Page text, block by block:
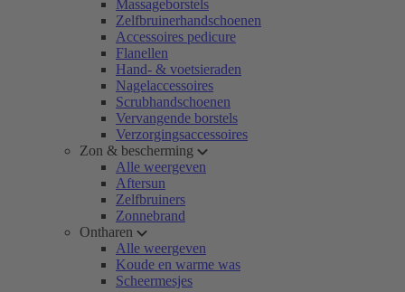
Massageborstels
Zelfbruinerhandschoenen
Accessoires pedicure
Flanellen
Hand- & voetsieraden
Nagelaccessoires
Scrubhandschoenen
Vervangende borstels
Verzorgingsaccessoires
Zon & bescherming
Alle weergeven
Aftersun
Zelfbruiners
Zonnebrand
Ontharen
Alle weergeven
Koude en warme was
Scheermesjes